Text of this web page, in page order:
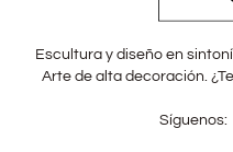
Escultura y diseño en
Arte de alta decoración.
Síguenos: